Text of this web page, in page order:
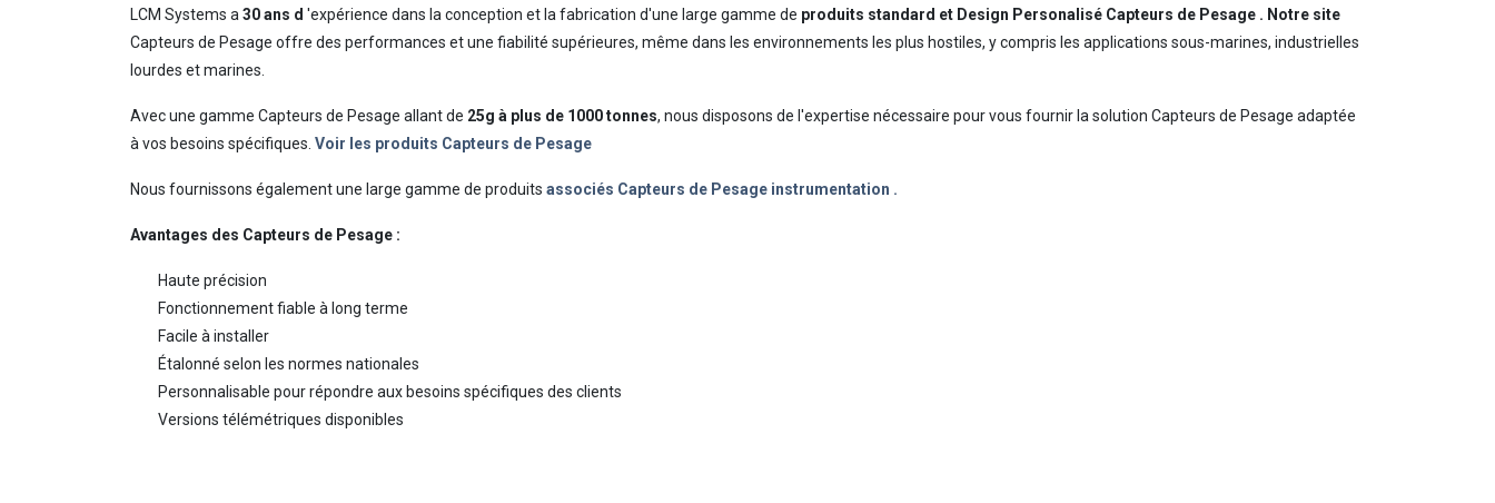
LCM Systems a 30 ans d 'expérience dans la conception et la fabrication d'une large gamme de produits standard et Design Personalisé Capteurs de Pesage . Notre site
Capteurs de Pesage offre des performances et une fiabilité supérieures, même dans les environnements les plus hostiles, y compris les applications sous-marines, industrielles
lourdes et marines.
Avec une gamme Capteurs de Pesage allant de 25g à plus de 1000 tonnes, nous disposons de l'expertise nécessaire pour vous fournir la solution Capteurs de Pesage adaptée
à vos besoins spécifiques. Voir les produits Capteurs de Pesage
Nous fournissons également une large gamme de produits associés Capteurs de Pesage instrumentation .
Avantages des Capteurs de Pesage :
Haute précision
Fonctionnement fiable à long terme
Facile à installer
Étalonné selon les normes nationales
Personnalisable pour répondre aux besoins spécifiques des clients
Versions télémétriques disponibles